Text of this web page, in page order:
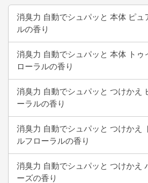
消臭力 自動でシュパッと 本体 ピュ
ルの香り
消臭力 自動でシュパッと 本体 トゥ
ローラルの香り
消臭力 自動でシュパッと つけかえ
ーラルの香り
消臭力 自動でシュパッと つけかえ
ルフローラルの香り
消臭力 自動でシュパッと つけかえ
ーズの香り